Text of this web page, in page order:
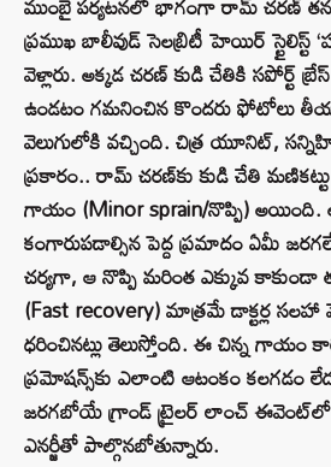
ప్రముఖ బాలీవుడ్ సెలబ్రిటీ హెయిర్ స్టైలిస్ట్
వెళ్లారు. అక్కడ చరణ్ కుడి చేతికి సపోర్ట్
ఉండటం గమనించిన కొందరు ఫోటోలు
వెలుగులోకి వచ్చింది. చిత్ర యూనిట్,
ప్రకారం.. రామ్ చరణ్‌కు కుడి చేతి
గాయం (Minor sprain/నొప్పి) అయింది.
కంగారుపడాల్సిన పెద్ద ప్రమాదం ఏమీ
చర్యగా, ఆ నొప్పి మరింత ఎక్కువ
(Fast recovery) మాత్రమే డాక్టర్ల
ధరించినట్లు తెలుస్తోంది. ఈ చిన్న గాయం
ప్రమోషన్స్‌కు ఎలాంటి ఆటంకం కలగడం
జరగబోయే గ్రాండ్ ట్రైలర్ లాంచ్
ఎనర్జీతో పాల్గొనబోతున్నారు.